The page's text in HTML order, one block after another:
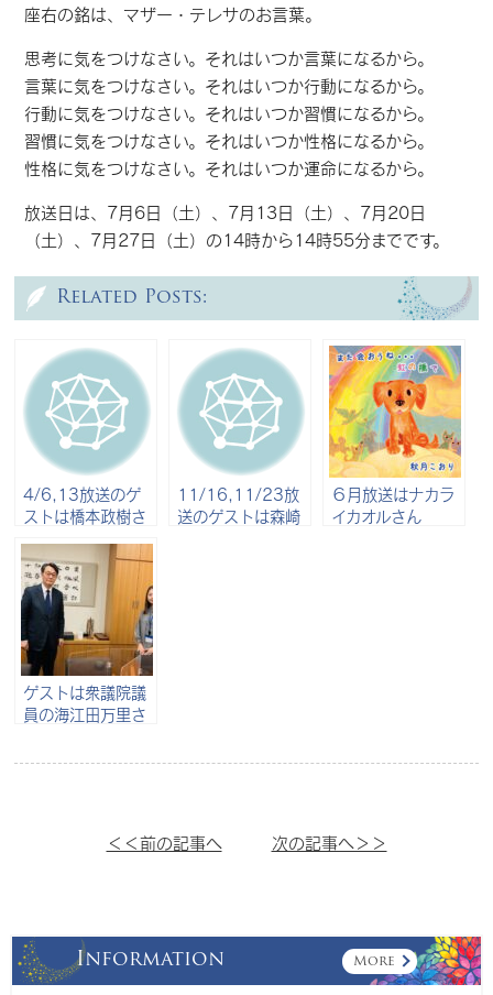
座右の銘は、マザー・テレサのお言葉。
思考に気をつけなさい。それはいつか言葉になるから。
言葉に気をつけなさい。それはいつか行動になるから。
行動に気をつけなさい。それはいつか習慣になるから。
習慣に気をつけなさい。それはいつか性格になるから。
性格に気をつけなさい。それはいつか運命になるから。
放送日は、7月6日（土）、7月13日（土）、7月20日
（土）、7月27日（土）の14時から14時55分までです。
Related Posts:
4/6,13放送のゲ
ストは橋本政樹さ
11/16,11/23放
送のゲストは森崎
６月放送はナカラ
イカオルさん
ゲストは衆議院議
員の海江田万里さ
＜＜前の記事へ 次の記事へ＞＞
Information More